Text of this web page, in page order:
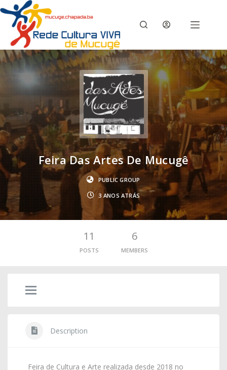
Pular
para
conteúdo
Feira Das Artes De Mucugê
PUBLIC GROUP
3 ANOS ATRÁS
11
POSTS
6
MEMBERS
Description
Feira de Cultura e Arte realizada desde 2018 no